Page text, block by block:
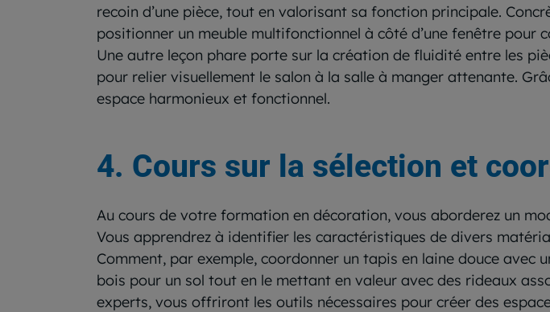
recoin d’une pièce, tout en valorisant sa fonction principale.
positionner un meuble multifonctionnel à côté d’une fenêtre pour
Une autre leçon phare porte sur la création de fluidité entre les
pour relier visuellement le salon à la salle à manger attenante.
espace harmonieux et fonctionnel.
4. Cours sur la sélection et
Au cours de votre formation en décoration, vous aborderez un
Vous apprendrez à identifier les caractéristiques de divers
Comment, par exemple, coordonner un tapis en laine douce
bois pour un sol tout en le mettant en valeur avec des rideaux
experts, vous offriront les outils nécessaires pour créer des